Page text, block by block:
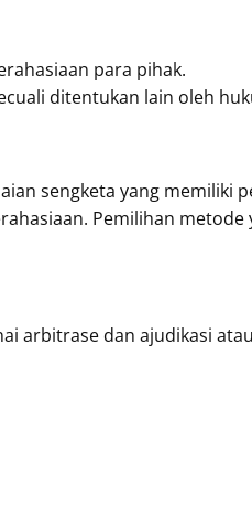
para pihak.
ditentukan lain oleh
sengketa yang memiliki
Pemilihan
arbitrase dan ajudikasi